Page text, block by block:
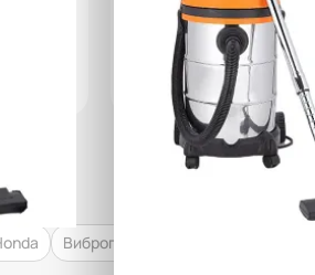
97 400 ₸
q_100466
Виброплиты 80 кг